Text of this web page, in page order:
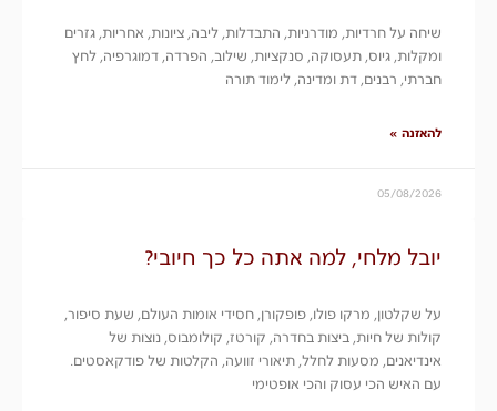
שיחה על חרדיות, מודרניות, התבדלות, ליבה, ציונות, אחריות, גזרים
ומקלות, גיוס, תעסוקה, סנקציות, שילוב, הפרדה, דמוגרפיה, לחץ
חברתי, רבנים, דת ומדינה, לימוד תורה
להאזנה »
05/08/2026
יובל מלחי, למה אתה כל כך חיובי?
על שקלטון, מרקו פולו, פופקורן, חסידי אומות העולם, שעת סיפור,
קולות של חיות, ביצות בחדרה, קורטז, קולומבוס, נוצות של
אינדיאנים, מסעות לחלל, תיאורי זוועה, הקלטות של פודקאסטים.
עם האיש הכי עסוק והכי אופטימי